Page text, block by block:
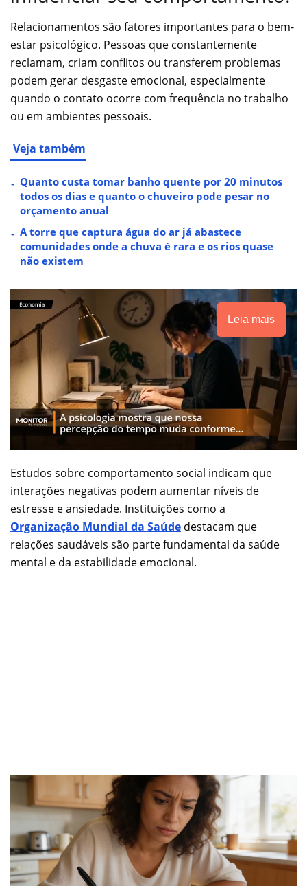
Relacionamentos são fatores importantes para o bem-
estar psicológico. Pessoas que constantemente
reclamam, criam conflitos ou transferem problemas
podem gerar desgaste emocional, especialmente
quando o contato ocorre com frequência no trabalho
ou em ambientes pessoais.
Veja também
Quanto custa tomar banho quente por 20 minutos
todos os dias e quanto o chuveiro pode pesar no
orçamento anual
A torre que captura água do ar já abastece
comunidades onde a chuva é rara e os rios quase
não existem
Leia mais
Estudos sobre comportamento social indicam que
interações negativas podem aumentar níveis de
estresse e ansiedade. Instituições como a
Organização Mundial da Saúde destacam que
relações saudáveis são parte fundamental da saúde
mental e da estabilidade emocional.